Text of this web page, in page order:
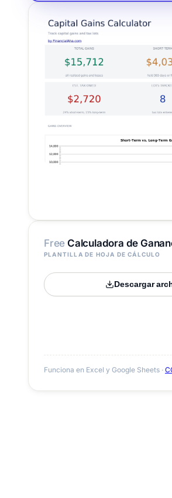
Free Calculadora de
PLANTILLA DE HOJA DE CÁLCULO
Descargar
Funciona en Excel y Google Sheets ·